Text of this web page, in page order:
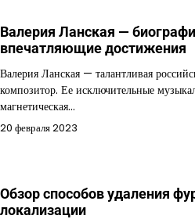
Валерия Ланская —
впечатляющие достижения
Валерия Ланская — талантливая
композитор. Ее исключительные
магнетическая…
20 февраля 2023
Обзор способов удаления
локализации